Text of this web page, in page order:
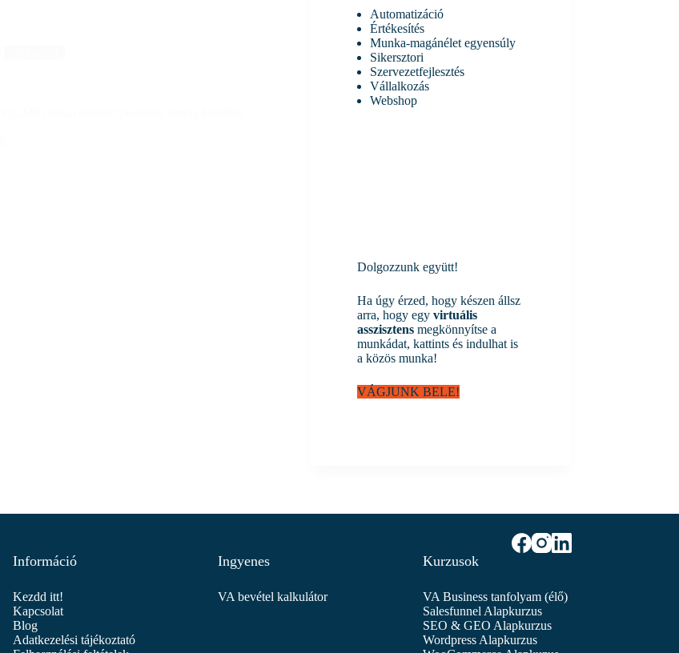
Automatizáció
Értékesítés
Munka-magánélet egyensúly
Sikersztori
Szervezetfejlesztés
Vállalkozás
Webshop
Dolgozzunk együtt!
Ha úgy érzed, hogy készen állsz
arra, hogy egyvirtuális
asszisztensmegkönnyítse a
munkádat, kattints és indulhat is
a közös munka!
VÁGJUNK BELE!
Információ
Kezdd itt!
Kapcsolat
Blog
Adatkezelési tájékoztató
Ingyenes
VA bevétel kalkulátor
Kurzusok
VA Business tanfolyam (élő)
Salesfunnel Alapkurzus
SEO & GEO Alapkurzus
Wordpress Alapkurzus